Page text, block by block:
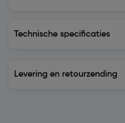
Technische specificaties
Levering en retourzending